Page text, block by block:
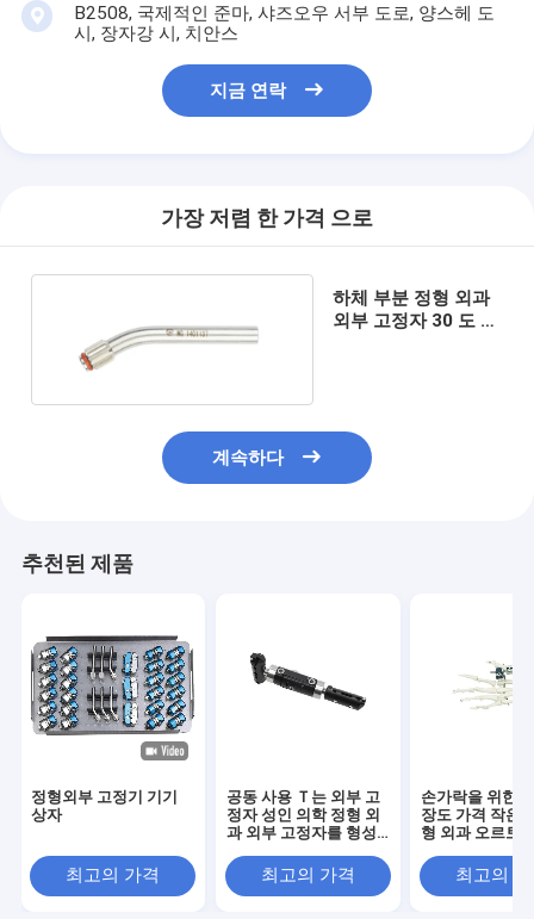
B2508, 국제적인 준마, 샤즈오우 서부 도로, 양스헤 도
시, 장자강 시, 치안스
지금 연락
가장 저렴 한 가격 으로
하체 부분 정형 외과
외부 고정자 30 도 로
계속하다
추천된 제품
정형외부 고정기 기기
상자
최고의 가격
공동 사용 Ｔ는 외부 고
정자 성인 의학 정형 외
과 외부 고정자를 형성
최고의 가격
손가락을 위한
장도 가격 작은
형 외과 오르토
최고의